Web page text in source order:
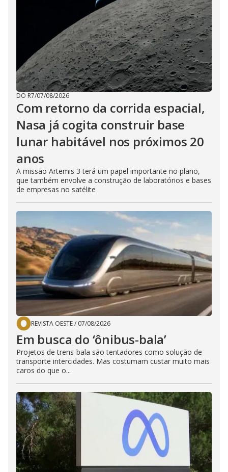
DO R7/07/08/2026
Com retorno da corrida espacial,
Nasa já cogita construir base
lunar habitável nos próximos 20
anos
A missão Artemis 3 terá um papel importante no plano,
que também envolve a construção de laboratórios e bases
de empresas no satélite
REVISTA OESTE/ 07/08/2026
Em busca do ‘ônibus-bala’
Projetos de trens-bala são tentadores como solução de
transporte intercidades. Mas costumam custar muito mais
caros do que o...